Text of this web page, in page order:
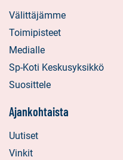
Välittäjämme
Toimipisteet
Medialle
Sp-Koti Keskusyksikkö
Suosittele
Ajankohtaista
Uutiset
Vinkit